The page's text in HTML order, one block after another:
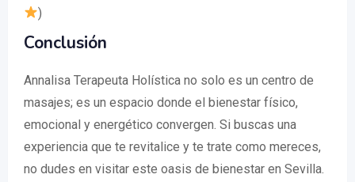
)
Conclusión
Annalisa Terapeuta Holística no solo es un centro de
masajes; es un espacio donde el bienestar físico,
emocional y energético convergen. Si buscas una
experiencia que te revitalice y te trate como mereces,
no dudes en visitar este oasis de bienestar en Sevilla.